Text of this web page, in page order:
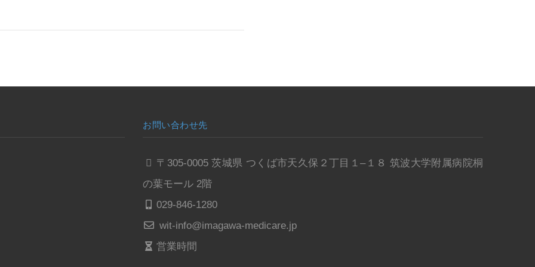
お問い合わせ先
〒305-0005 茨城県 つくば市天久保２丁目１–１８ 筑波大学附属病院桐
の葉モール 2階
029-846-1280
wit-info@imagawa-medicare.jp
営業時間